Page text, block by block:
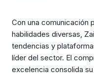
Con una comunicación
habilidades diversas,
tendencias y
líder del sector. El
excelencia consolida